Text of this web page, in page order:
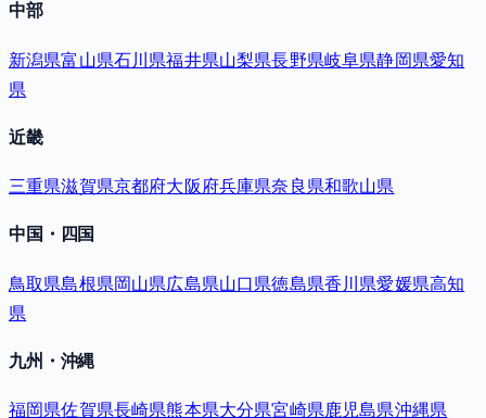
中部
新潟県富山県石川県福井県山梨県長野県岐阜県静岡県愛知
県
近畿
三重県滋賀県京都府大阪府兵庫県奈良県和歌山県
中国・四国
鳥取県島根県岡山県広島県山口県徳島県香川県愛媛県高知
県
九州・沖縄
福岡県佐賀県長崎県熊本県大分県宮崎県鹿児島県沖縄県